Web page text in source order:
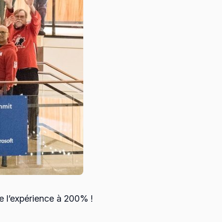
à 200% !